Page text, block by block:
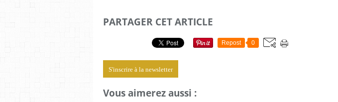
PARTAGER CET ARTICLE
Repost 0
S'inscrire à la newsletter
Vous aimerez aussi :